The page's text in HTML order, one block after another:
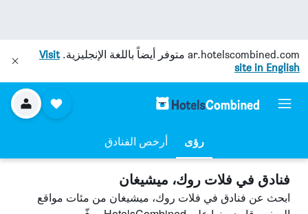
ar.hotelscombined.com متوفر أيضاً باللغة الإنجليزية.Visit
site in English
رؤى أرخص الفنادق
فنادق في فلات روك، ميشيغان
ابحث عن فنادق في فلات روك، ميشيغان من مئات مواقع